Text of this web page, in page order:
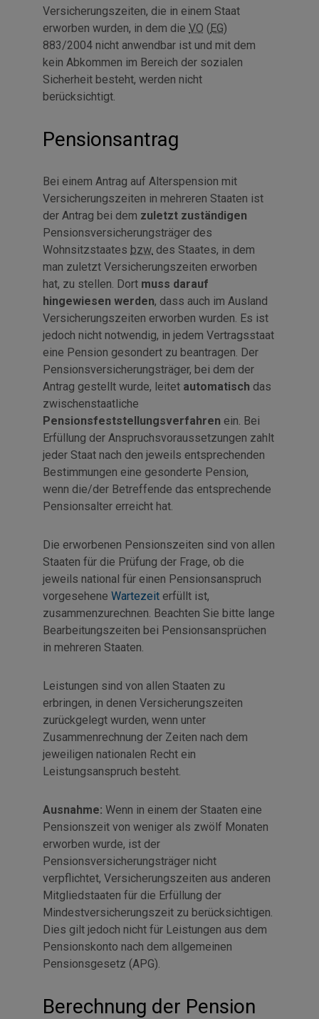
Versicherungszeiten, die in einem Staat
erworben wurden, in dem die VO (EG)
883/2004 nicht anwendbar ist und mit dem
kein Abkommen im Bereich der sozialen
Sicherheit besteht, werden nicht
berücksichtigt.
Pensionsantrag
Bei einem Antrag auf Alterspension mit
Versicherungszeiten in mehreren Staaten ist
der Antrag bei dem zuletzt zuständigen
Pensionsversicherungsträger des
Wohnsitzstaates bzw. des Staates, in dem
man zuletzt Versicherungszeiten erworben
hat, zu stellen. Dort muss darauf
hingewiesen werden, dass auch im Ausland
Versicherungszeiten erworben wurden. Es ist
jedoch nicht notwendig, in jedem Vertragsstaat
eine Pension gesondert zu beantragen. Der
Pensionsversicherungsträger, bei dem der
Antrag gestellt wurde, leitet automatisch das
zwischenstaatliche
Pensionsfeststellungsverfahren ein. Bei
Erfüllung der Anspruchsvoraussetzungen zahlt
jeder Staat nach den jeweils entsprechenden
Bestimmungen eine gesonderte Pension,
wenn die/der Betreffende das entsprechende
Pensionsalter erreicht hat.
Die erworbenen Pensionszeiten sind von allen
Staaten für die Prüfung der Frage, ob die
jeweils national für einen Pensionsanspruch
vorgesehene Wartezeit erfüllt ist,
zusammenzurechnen. Beachten Sie bitte lange
Bearbeitungszeiten bei Pensionsansprüchen
in mehreren Staaten.
Leistungen sind von allen Staaten zu
erbringen, in denen Versicherungszeiten
zurückgelegt wurden, wenn unter
Zusammenrechnung der Zeiten nach dem
jeweiligen nationalen Recht ein
Leistungsanspruch besteht.
Ausnahme: Wenn in einem der Staaten eine
Pensionszeit von weniger als zwölf Monaten
erworben wurde, ist der
Pensionsversicherungsträger nicht
verpflichtet, Versicherungszeiten aus anderen
Mitgliedstaaten für die Erfüllung der
Mindestversicherungszeit zu berücksichtigen.
Dies gilt jedoch nicht für Leistungen aus dem
Pensionskonto nach dem allgemeinen
Pensionsgesetz (APG).
Berechnung der Pension